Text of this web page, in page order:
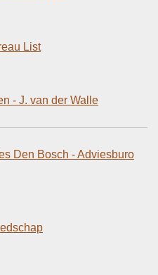
List
- J. van der Walle
Den Bosch - Adviesburo